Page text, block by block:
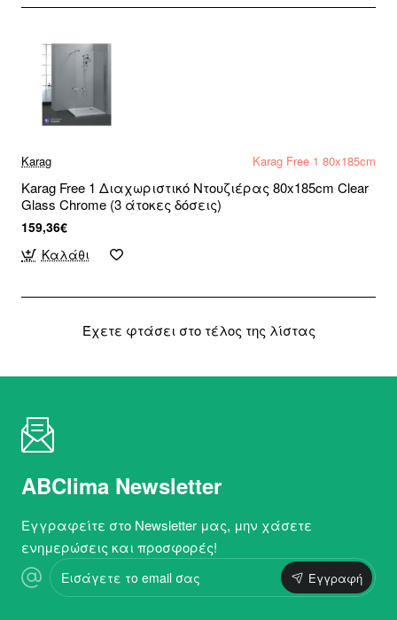
Karag Karag Free 1 80x185cm
Karag Free 1 Διαχωριστικό Ντουζιέρας 80x185cm Clear
Glass Chrome (3 άτοκες δόσεις)
159,36€
Καλάθι
Έχετε φτάσει στο τέλος της λίστας
ABClima Newsletter
Εγγραφείτε στο Newsletter μας, μην χάσετε
ενημερώσεις και προσφορές!
Εισάγετε
το
email
Εγγραφή